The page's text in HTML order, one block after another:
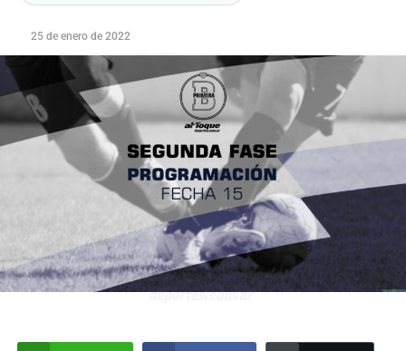
25 de enero de 2022